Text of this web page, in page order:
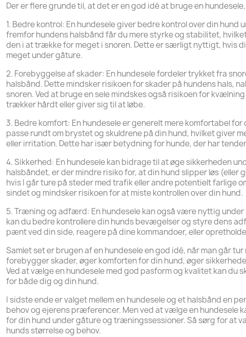
Der er flere grunde til, at det er en god idé at bruge en
1. Bedre kontrol: En hundesele giver bedre kontrol over din
fremfor hundens halsbånd får du mere styrke og stabilitet,
den i at trække for meget i snoren. Dette er særligt nyttigt, hvis
meget under gåture.
2. Forebyggelse af skader: En hundesele fordeler trykket fra
halsbånd. Dette mindsker risikoen for skader på hundens hals,
snoren. Ved at bruge en sele mindskes også risikoen for
trækker hårdt eller giver sig til at løbe.
3. Bedre komfort: En hundesele er generelt mere komfortabel
passe rundt om brystet og skuldrene på din hund, hvilket giver
eller irritation. Dette har især betydning for hunde, der har
4. Sikkerhed: En hundesele kan bidrage til at øge sikkerheden
halsbåndet, er der mindre risiko for, at din hund slipper løs
hvis I går ture på steder med trafik eller andre potentielt farlige
sindet og mindsker risikoen for at miste kontrollen over din hund.
5. Træning og adfærd: En hundesele kan også være nyttig
kan du bedre kontrollere din hunds bevægelser og styre dens
pænt ved din side, reagere på dine kommandoer, eller
Samlet set er brugen af en hundesele en god idé, når man går
forebygger skader, øger komforten for din hund, øger
Ved at vælge en hundesele med god pasform og kvalitet kan du
for både dig og din hund.
I sidste ende er valget mellem en hundesele og et halsbånd en
behov og ejerens præferencer. Men ved at vælge en hundesele
for din hund under gåture og træningssessioner. Så sørg for at
hunds størrelse og behov.